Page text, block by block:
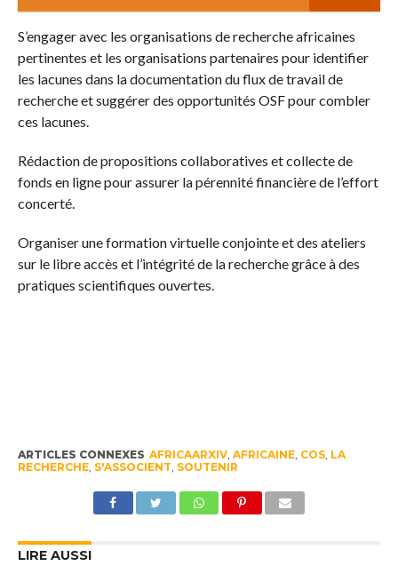
S’engager avec les organisations de recherche africaines
pertinentes et les organisations partenaires pour identifier
les lacunes dans la documentation du flux de travail de
recherche et suggérer des opportunités OSF pour combler
ces lacunes.
Rédaction de propositions collaboratives et collecte de
fonds en ligne pour assurer la pérennité financière de l’effort
concerté.
Organiser une formation virtuelle conjointe et des ateliers
sur le libre accès et l’intégrité de la recherche grâce à des
pratiques scientifiques ouvertes.
ARTICLES CONNEXES AFRICAARXIV, AFRICAINE, COS, LA
RECHERCHE, S'ASSOCIENT, SOUTENIR
LIRE AUSSI